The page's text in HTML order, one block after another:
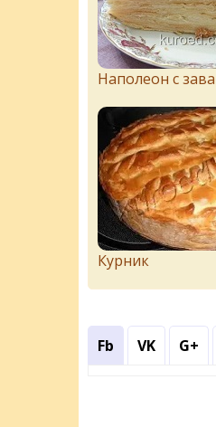
Наполеон с
Курник
Fb VK G+